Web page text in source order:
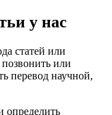
у нас
статей или
или
перевод научной,
определить